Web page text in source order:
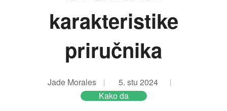
karakteristike
priručnika
Jade Morales
5. stu 2024
Kako da